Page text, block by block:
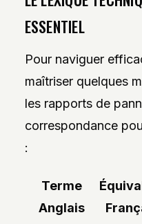
ESSENTIEL
Pour naviguer
maîtriser quelques
les rapports de
correspondance
:
Terme
Anglais